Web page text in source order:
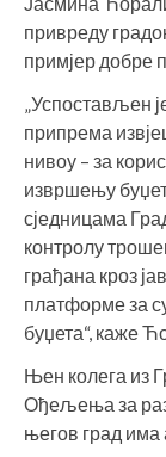
привреду
примјер добре
„Успостављен
припрема
нивоу – за
извршењу
сједницама
контролу
грађана кроз
платформе за
буџета“, каже
Њен колега из
Ођељења за
његов град има